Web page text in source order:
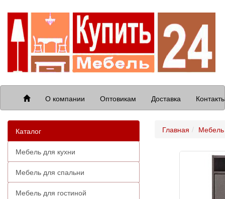
О компании Оптовикам Доставка
Каталог
Мебель для кухни
Мебель для спальни
Мебель для гостиной
Главная